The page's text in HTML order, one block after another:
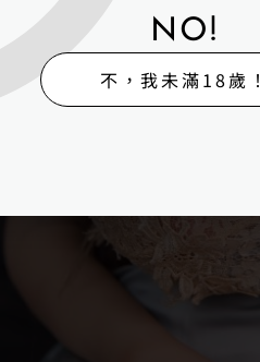
NO!
不，我未滿18歲！